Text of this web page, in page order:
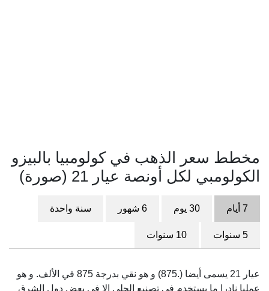
مخطط سعر الذهب في كولومبيا بالبيزو
الكولومبي لكل أونصة عيار 21 (صورة)
7 أيام 30 يوم 6 شهور سنة واحدة
5 سنوات 10 سنوات
عيار 21 يسمى أيضا (.875) و هو نقي بدرجة 875 في الألف. و هو
عمليا نادرا ما يستخدم في تصنيع الحلي الا في بعض دول الشرق